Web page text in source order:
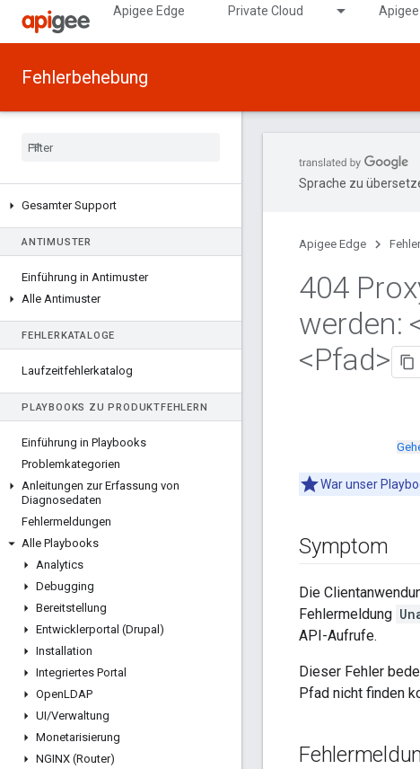
Apigee Edge Private Cloud Apigee
Fehlerbehebung
Gesamter Support
ANTIMUSTER
Einführung in Antimuster
Alle Antimuster
FEHLERKATALOGE
Laufzeitfehlerkatalog
PLAYBOOKS ZU PRODUKTFEHLERN
Einführung in Playbooks
Problemkategorien
Anleitungen zur Erfassung von
Diagnosedaten
Fehlermeldungen
Alle Playbooks
Analytics
Debugging
Bereitstellung
Entwicklerportal (Drupal)
Installation
Integriertes Portal
OpenLDAP
UI/Verwaltung
Monetarisierung
NGINX (Router)
Sprache zu
Apigee Edge
404
werden:
<Pfad>
War unser
Symptom
Die
Fehlermeldung
API-Aufrufe.
Dieser Fehler
Pfad nicht finden